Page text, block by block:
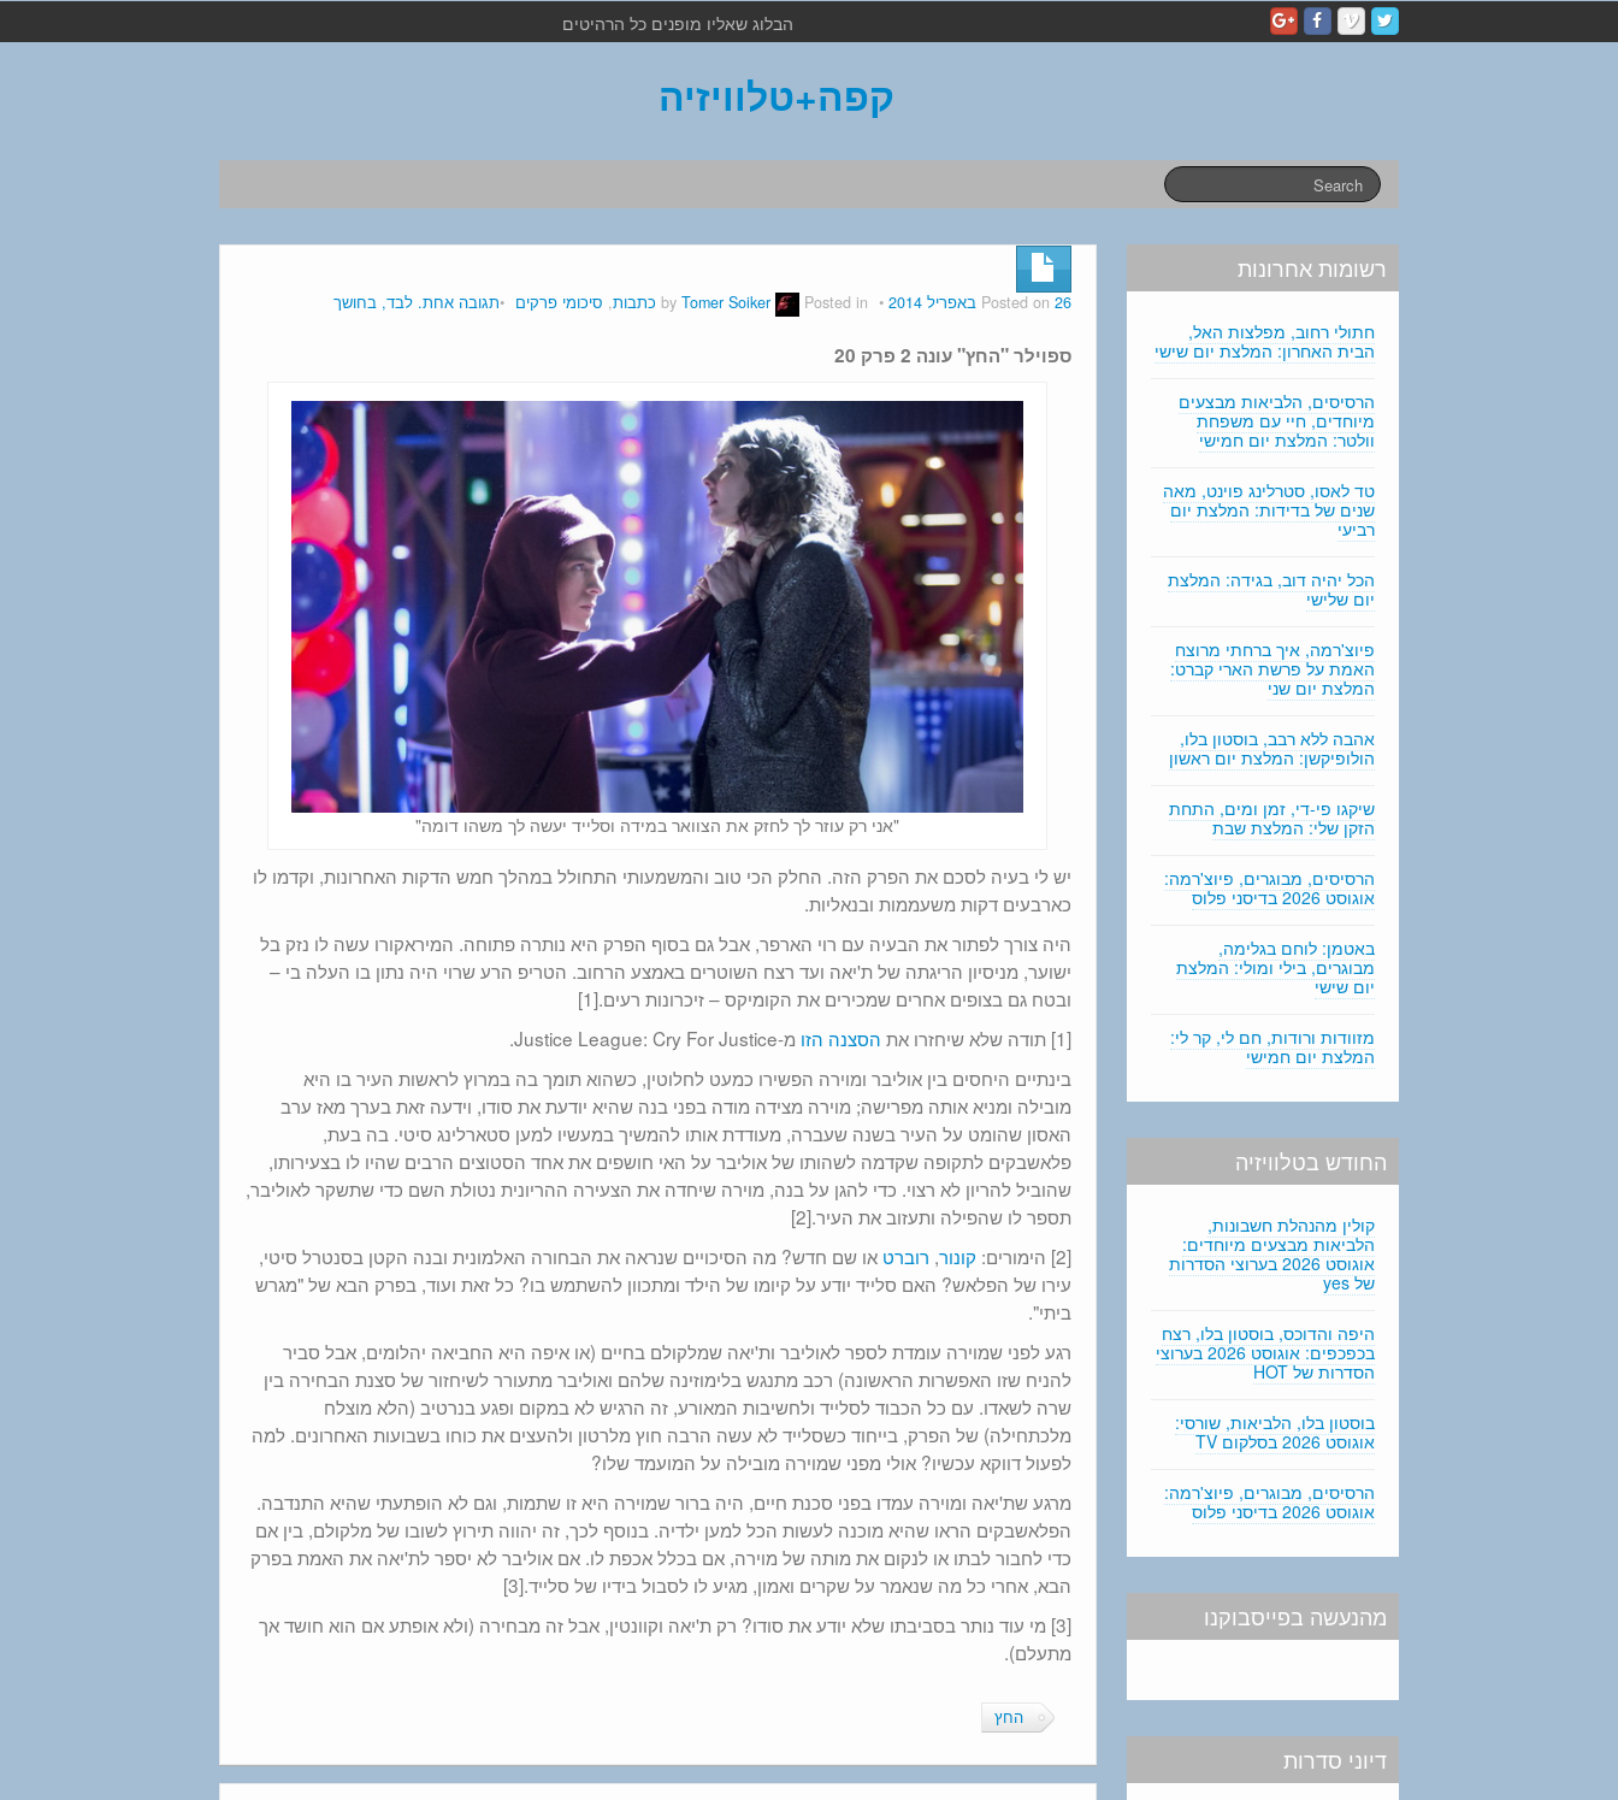
e
הבלוג שאליו מופנים כל הרהיטים
קפה+טלוויזיה
Posted on 26 באפריל 2014 Tomer Soiker Posted in כתבות, סיכומי פרקים תגובה אחת. לבד, בחושך
ספוילר "החץ" עונה 2 פרק 20
"אני רק עוזר לך לחזק את הצוואר במידה וסלייד יעשה לך משהו דומה"
יש לי בעיה לסכם את הפרק הזה. החלק הכי טוב והמשמעותי התחולל במהלך חמש הדקות האחרונות, וקדמו לו
כארבעים דקות משעממות ובנאליות.
היה צורך לפתור את הבעיה עם רוי הארפר, אבל גם בסוף הפרק היא נותרה פתוחה. המיראקורו עשה לו נזק בל
ישוער, מניסיון הריגתה של ת'יאה ועד רצח השוטרים באמצע הרחוב. הטריפ הרע שרוי היה נתון בו העלה בי –
ובטח גם בצופים אחרים שמכירים את הקומיקס – זיכרונות רעים.[1]
[1] תודה שלא שיחזרו את
הסצנה הזו מ-Justice League: Cry For Justice.
בינתיים היחסים בין אוליבר ומוירה הפשירו כמעט לחלוטין, כשהוא תומך בה במרוץ לראשות העיר בו היא
מובילה ומניא אותה מפרישה; מוירה מצידה מודה בפני בנה שהיא יודעת את סודו, וידעה זאת בערך מאז ערב
האסון שהומט על העיר בשנה שעברה, מעודדת אותו להמשיך במעשיו למען סטארלינג סיטי. בה בעת,
פלאשבקים לתקופה שקדמה לשהותו של אוליבר על האי חושפים את אחד הסטוצים הרבים שהיו לו בצעירותו,
שהוביל להריון לא רצוי. כדי להגן על בנה, מוירה שיחדה את הצעירה ההריונית נטולת השם כדי שתשקר לאוליבר,
תספר לו שהפילה ותעזוב את העיר.[2]
[2] הימורים:
קונור, רוברט או שם חדש? מה הסיכויים שנראה את הבחורה האלמונית ובנה הקטן בסנטרל סיטי,
עירו של הפלאש? האם סלייד יודע על קיומו של הילד ומתכוון להשתמש בו? כל זאת ועוד, בפרק הבא של "מגרש
ביתי".
רגע לפני שמוירה עומדת לספר לאוליבר ות'יאה שמלקולם בחיים (או איפה היא החביאה יהלומים, אבל סביר
להניח שזו האפשרות הראשונה) רכב מתנגש בלימוזינה שלהם ואוליבר מתעורר לשיחזור של סצנת הבחירה בין
שרה לשאדו. עם כל הכבוד לסלייד ולחשיבות המאורע, זה הרגיש לא במקום ופגע בנרטיב (הלא מוצלח
מלכתחילה) של הפרק, בייחוד כשסלייד לא עשה הרבה חוץ מלרטון ולהעצים את כוחו בשבועות האחרונים. למה
לפעול דווקא עכשיו? אולי מפני שמוירה מובילה על המועמד שלו?
מרגע שת'יאה ומוירה עמדו בפני סכנת חיים, היה ברור שמוירה היא זו שתמות, וגם לא הופתעתי שהיא התנדבה.
הפלאשבקים הראו שהיא מוכנה לעשות הכל למען ילדיה. בנוסף לכך, זה יהווה תירוץ לשובו של מלקולם, בין אם
כדי לחבור לבתו או לנקום את מותה של מוירה, אם בכלל אכפת לו. אם אוליבר לא יספר לת'יאה את האמת בפרק
הבא, אחרי כל מה שנאמר על שקרים ואמון, מגיע לו לסבול בידיו של סלייד.[3]
[3] מי עוד נותר בסביבתו שלא יודע את סודו? רק ת'יאה וקוונטין, אבל זה מבחירה (ולא אופתע אם הוא חושד אך
מתעלם).
החץ
רשומות אחרונות
חתולי רחוב, מפלצות האל,
הבית האחרון: המלצת יום שישי
הרסיסים, הלביאות מבצעים
מיוחדים, חיי עם משפחת
וולטר: המלצת יום חמישי
טד לאסו, סטרלינג פוינט, מאה
שנים של בדידות: המלצת יום
רביעי
הכל יהיה דוב, בגידה: המלצת
יום שלישי
פיוצ'רמה, איך ברחתי מרוצח
האמת על פרשת הארי קברט:
המלצת יום שני
אהבה ללא רבב, בוסטון בלו,
הולופיקשן: המלצת יום ראשון
שיקגו פי-די, זמן ומים, התחת
הזקן שלי: המלצת שבת
הרסיסים, מבוגרים, פיוצ'רמה:
אוגוסט 2026 בדיסני פלוס
באטמן: לוחם בגלימה,
מבוגרים, בילי ומולי: המלצת
יום שישי
מזוודות ורודות, חם לי, קר לי:
המלצת יום חמישי
החודש בטלוויזיה
קולין מהנהלת חשבונות,
הלביאות מבצעים מיוחדים:
אוגוסט 2026 בערוצי הסדרות
של yes
היפה והדוכס, בוסטון בלו, רצח
בכפכפים: אוגוסט 2026 בערוצי
הסדרות של HOT
בוסטון בלו, הלביאות, שורסי:
אוגוסט 2026 בסלקום TV
הרסיסים, מבוגרים, פיוצ'רמה:
אוגוסט 2026 בדיסני פלוס
מהנעשה בפייסבוקנו
דיוני סדרות